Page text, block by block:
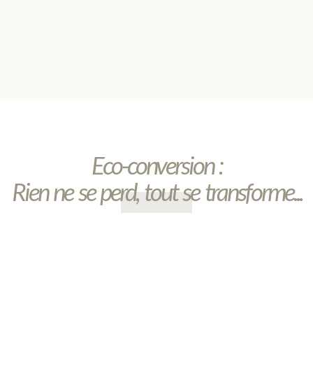
Eco-conversion :
Rien ne se perd, tout se transforme...